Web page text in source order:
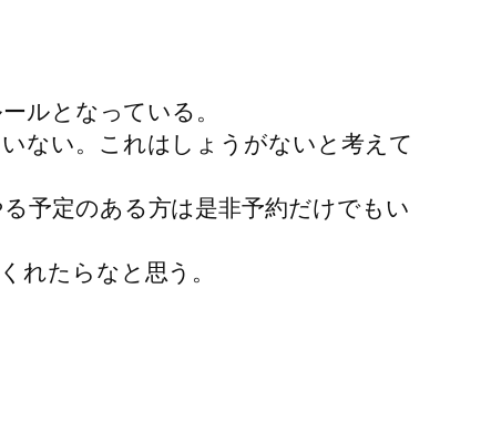
ルとなっている。
ない。これはしょうがないと考えて
予定のある方は是非予約だけでもい
れたらなと思う。